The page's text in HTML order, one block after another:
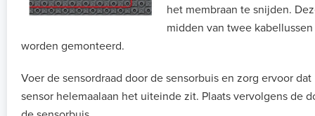
het membraan te snijden.
midden van twee
worden gemonteerd.
Voer de sensordraad door de sensorbuis en zorg ervoor
sensor helemaalaan het uiteinde zit. Plaats vervolgens de